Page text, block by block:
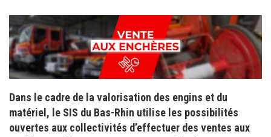
Dans le cadre de la valorisation des engins et du
matériel, le SIS du Bas-Rhin utilise les possibilités
ouvertes aux collectivités d’effectuer des ventes aux